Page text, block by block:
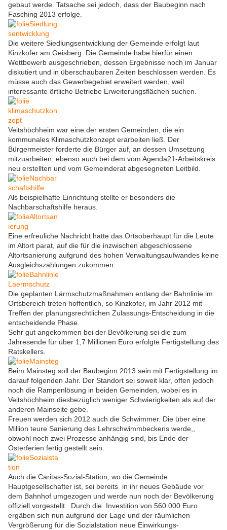
gebaut werde. Tatsache sei jedoch, dass der Baubeginn nach
Fasching 2013 erfolge.
Die weitere Siedlungsentwicklung der Gemeinde erfolgt laut
Kinzkofer am Geisberg. Die Gemeinde habe hierfür einen
Wettbewerb ausgeschrieben, dessen Ergebnisse noch im Januar
diskutiert und in überschaubaren Zeiten beschlossen werden. Es
müsse auch das Gewerbegebiet erweitert werden, weil
interessante örtliche Betriebe Erweiterungsflächen suchen.
Veitshöchheim war eine der ersten Gemeinden, die ein
kommunales Klimaschutzkonzept erarbeiten ließ. Der
Bürgermeister forderte die Bürger auf, an dessen Umsetzung
mitzuarbeiten, ebenso auch bei dem vom Agenda21-Arbeitskreis
neu erstellten und vom Gemeinderat abgesegneten Leitbild.
Als beispielhafte Einrichtung stellte er besonders die
Nachbarschaftshilfe heraus.
Eine erfreuliche Nachricht hatte das Ortsoberhaupt für die Leute
im Altort parat, auf die für die inzwischen abgeschlossene
Altortsanierung aufgrund des hohen Verwaltungsaufwandes keine
Ausgleichszahlungen zukommen.
Die geplanten Lärmschutzmaßnahmen entlang der Bahnlinie im
Ortsbereich treten hoffentlich, so Kinzkofer, im Jahr 2012 mit
Treffen der planungsrechtlichen Zulassungs-Entscheidung in die
entscheidende Phase.
Sehr gut angekommen bei der Bevölkerung sei die zum
Jahresende für über 1,7 Millionen Euro erfolgte Fertigstellung des
Ratskellers.
Beim Mainsteg soll der Baubeginn 2013 sein mit Fertigstellung im
darauf folgenden Jahr. Der Standort sei soweit klar, offen jedoch
noch die Rampenlösung in beiden Gemeinden, wobei es in
Veitshöchheim diesbezüglich weniger Schwierigkeiten als auf der
anderen Mainseite gebe.
Freuen werden sich 2012 auch die Schwimmer. Die über eine
Million teure Sanierung des Lehrschwimmbeckens werde,,
obwohl noch zwei Prozesse anhängig sind, bis Ende der
Osterferien fertig gestellt sein.
Auch die Caritas-Sozial-Station, wo die Gemeinde
Hauptgesellschafter ist, sei bereits in ihr neues Gebäude vor
dem Bahnhof umgezogen und werde nun noch der Bevölkerung
offiziell vorgestellt. Durch die Investition von 560.000 Euro
ergäben sich nun aufgrund der Lage und der räumlichen
Vergrößerung für die Sozialstation neue Einwirkungs-